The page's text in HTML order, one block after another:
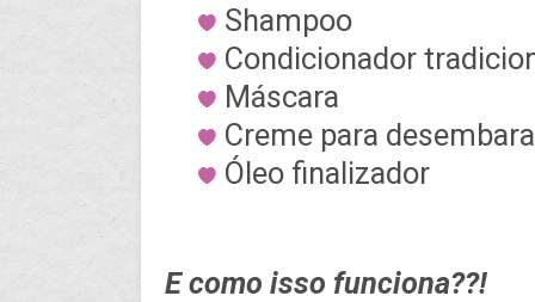
Shampoo
Condicionador
Máscara
Creme para
Óleo finalizador
E como isso funciona??!